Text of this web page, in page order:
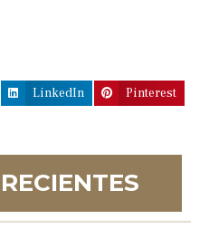
LinkedIn
Pinterest